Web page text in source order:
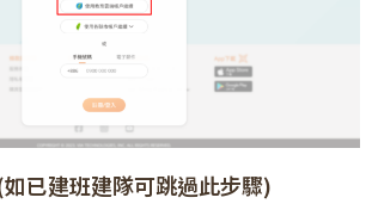
已建班建隊可跳過此步驟)